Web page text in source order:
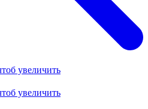
увеличить
увеличить